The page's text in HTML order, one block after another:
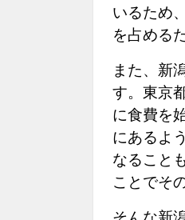
いるため
を占める
また、新
す。東京
に食費を
にあるよ
なること
ことでそ